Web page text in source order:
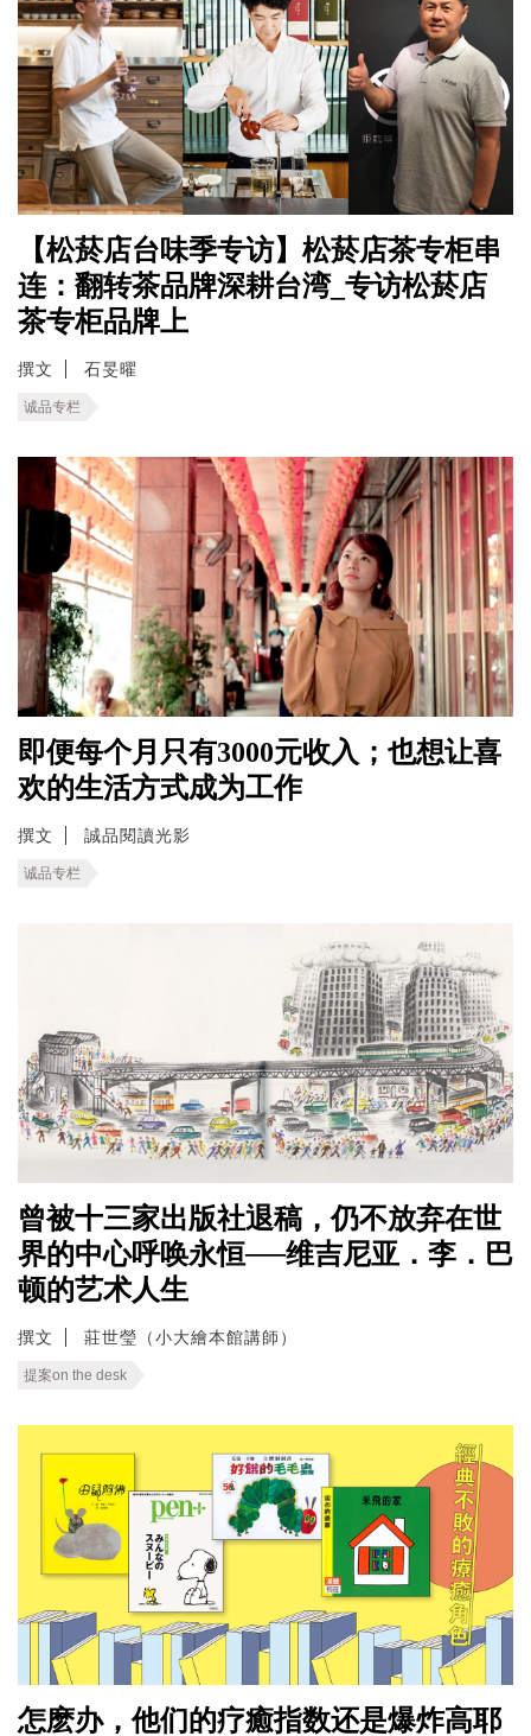
【松菸店台味季专访】松菸店茶专柜串
连：翻转茶品牌深耕台湾_专访松菸店
茶专柜品牌上
撰文 石旻曜
诚品专栏
即便每个月只有3000元收入；也想让喜
欢的生活方式成为工作
撰文 誠品閱讀光影
诚品专栏
曾被十三家出版社退稿，仍不放弃在世
界的中心呼唤永恒──维吉尼亚．李．巴
顿的艺术人生
撰文 莊世瑩（小大繪本館講師）
提案on the desk
怎麽办，他们的疗癒指数还是爆炸高耶